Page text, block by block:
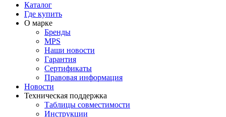
Каталог
Где купить
О марке
Бренды
MPS
Наши новости
Гарантия
Сертификаты
Правовая информация
Новости
Техническая поддержка
Таблицы совместимости
Инструкции